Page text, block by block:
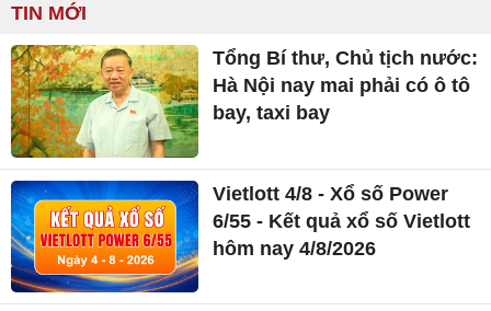
TIN MỚI
Tổng Bí thư, Chủ tịch nước:
Hà Nội nay mai phải có ô tô
bay, taxi bay
Vietlott 4/8 - Xổ số Power
6/55 - Kết quả xổ số Vietlott
hôm nay 4/8/2026